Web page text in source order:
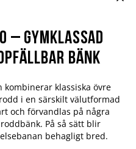
– Gymklassad
bänk
kombinerar klassiska övre
i en särskilt välutformad
och förvandlas på några
På så sätt blir
behagligt bred.